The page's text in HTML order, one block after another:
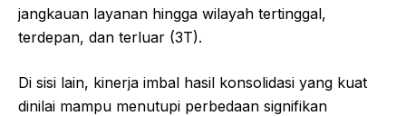
jangkauan layanan hingga wilayah tertinggal,
terdepan, dan terluar (3T).
Di sisi lain, kinerja imbal hasil konsolidasi yang kuat
dinilai mampu menutupi perbedaan signifikan